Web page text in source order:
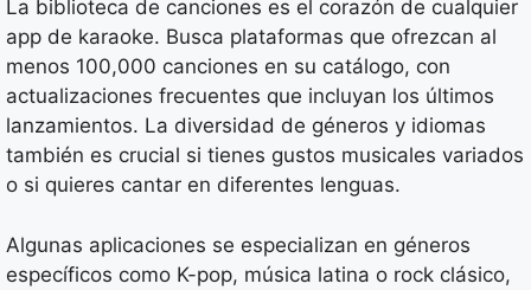
La biblioteca de canciones es el corazón de cualquier
app de karaoke. Busca plataformas que ofrezcan al
menos 100,000 canciones en su catálogo, con
actualizaciones frecuentes que incluyan los últimos
lanzamientos. La diversidad de géneros y idiomas
también es crucial si tienes gustos musicales variados
o si quieres cantar en diferentes lenguas.
Algunas aplicaciones se especializan en géneros
específicos como K-pop, música latina o rock clásico,